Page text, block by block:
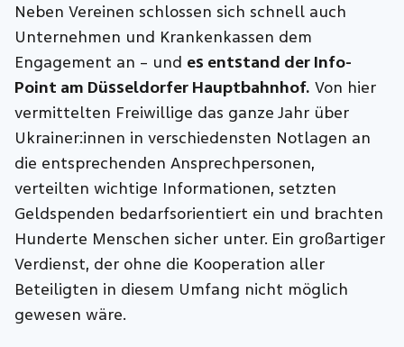
Neben Vereinen schlossen sich schnell auch
Unternehmen und Krankenkassen dem
Engagement an – und es entstand der Info-
Point am Düsseldorfer Hauptbahnhof. Von hier
vermittelten Freiwillige das ganze Jahr über
Ukrainer:innen in verschiedensten Notlagen an
die entsprechenden Ansprechpersonen,
verteilten wichtige Informationen, setzten
Geldspenden bedarfsorientiert ein und brachten
Hunderte Menschen sicher unter. Ein großartiger
Verdienst, der ohne die Kooperation aller
Beteiligten in diesem Umfang nicht möglich
gewesen wäre.